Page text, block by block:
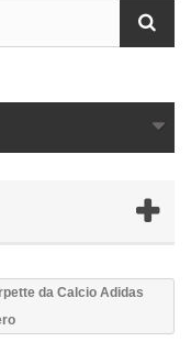
da Calcio Adidas